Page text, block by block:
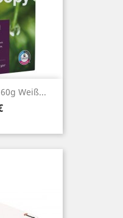
Weiß...